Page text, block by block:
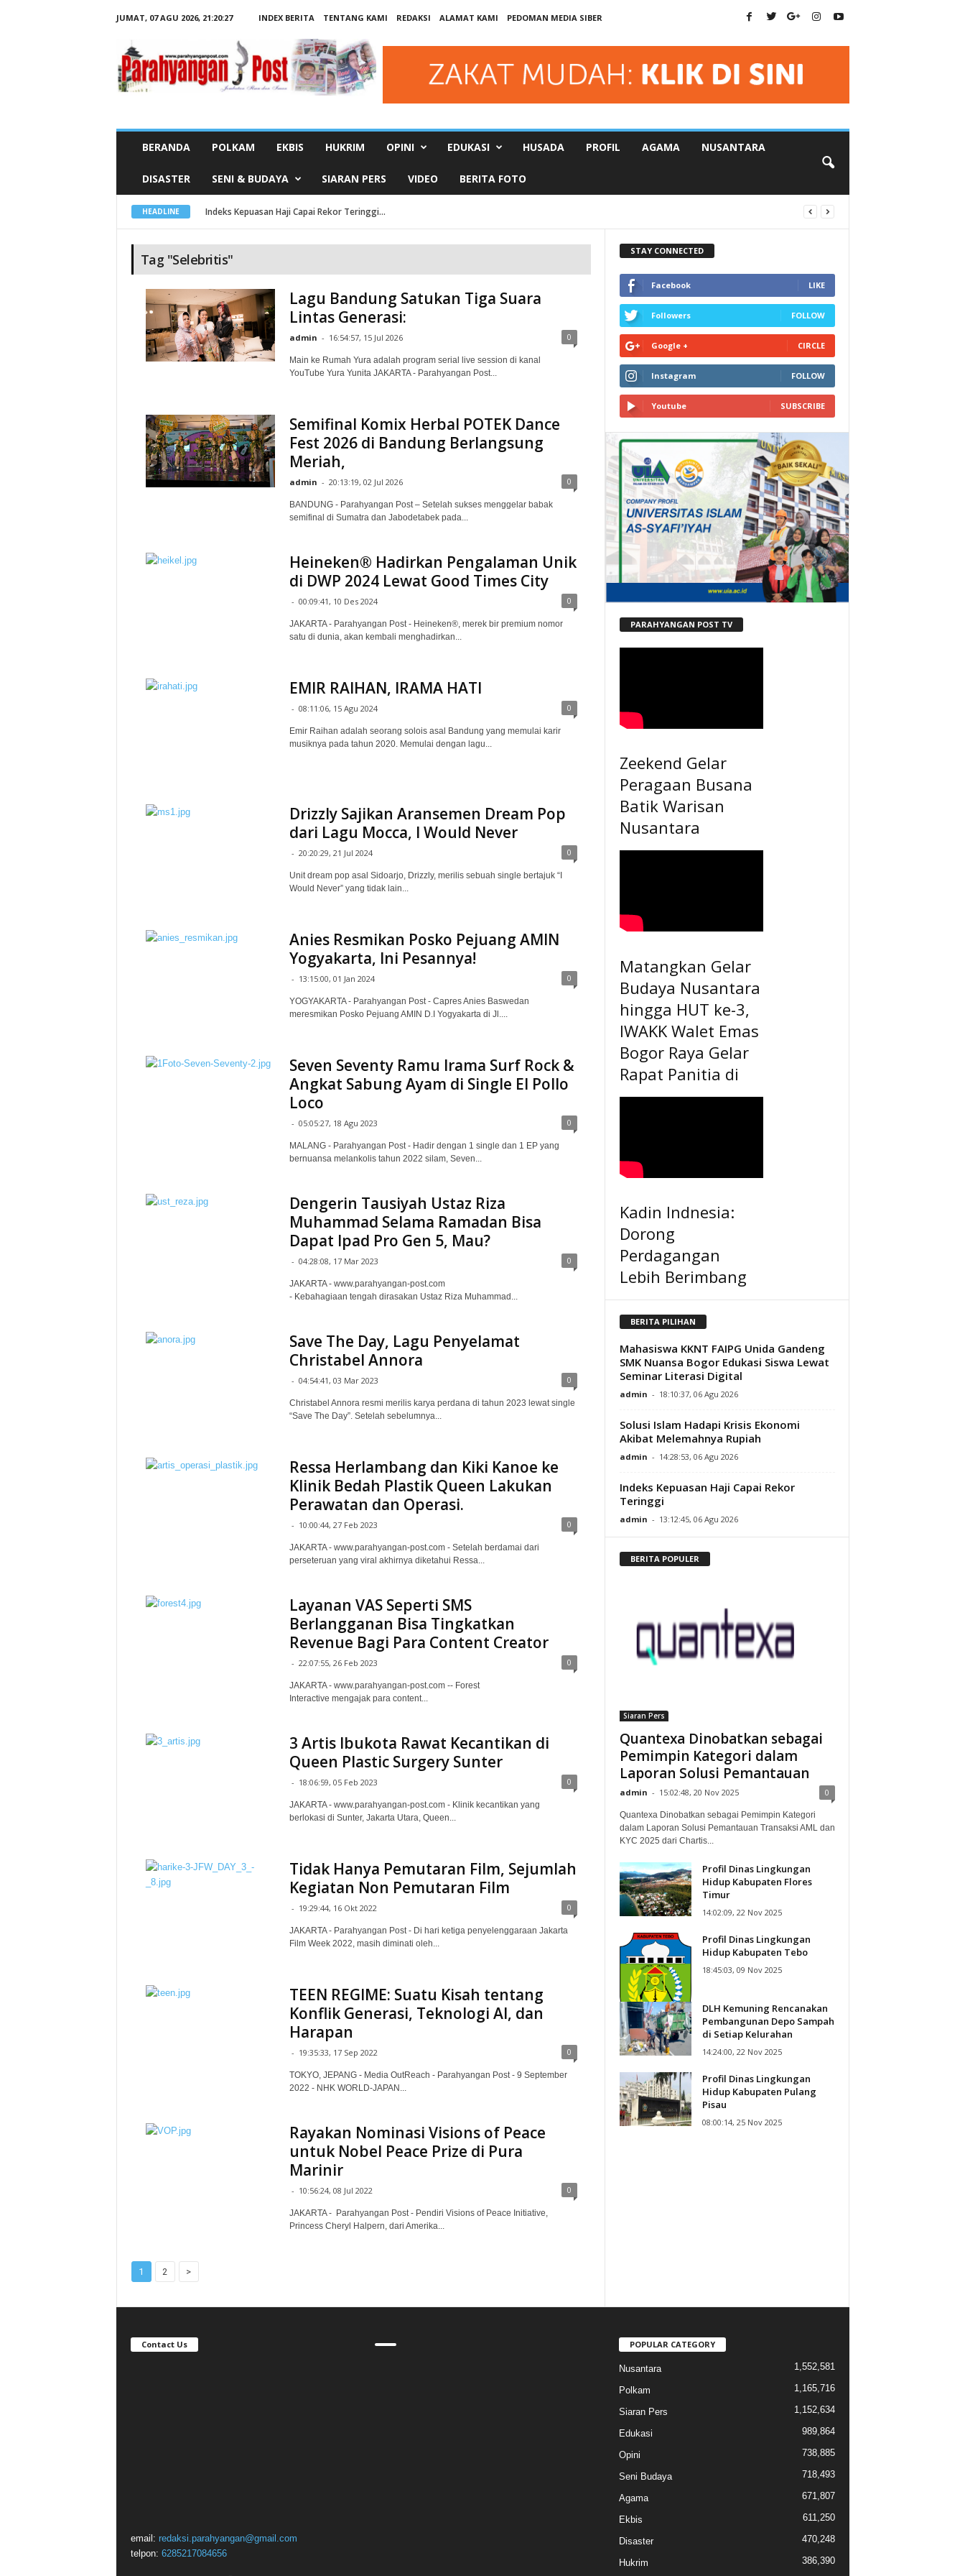
JUMAT, 07 AGU 2026, 21:20:28 INDEX BERITA TENTANG KAMI REDAKSI ALAMAT KAMI
PEDOMAN MEDIA SIBER
t
a
T
l
BERANDA POLKAM EKBIS HUKRIM OPINI EDUKASI HUSADA PROFIL AGAMA NUSANTARA
DISASTER SENI & BUDAYA SIARAN PERS VIDEO BERITA FOTO
HEADLINE Indeks Kepuasan Haji Capai Rekor Teringgi...
Tag "Selebritis"
Lagu Bandung Satukan Tiga Suara
Lintas Generasi:
admin - 16:54:57, 15 Jul 2026 0
Main ke Rumah Yura adalah program serial live session di kanal
YouTube Yura Yunita JAKARTA - Parahyangan Post...
Semifinal Komix Herbal POTEK Dance
Fest 2026 di Bandung Berlangsung
Meriah,
admin - 20:13:19, 02 Jul 2026 0
BANDUNG - Parahyangan Post – Setelah sukses menggelar babak
semifinal di Sumatra dan Jabodetabek pada...
Heineken® Hadirkan Pengalaman Unik
di DWP 2024 Lewat Good Times City
- 00:09:41, 10 Des 2024 0
JAKARTA - Parahyangan Post - Heineken®, merek bir premium nomor
satu di dunia, akan kembali menghadirkan...
EMIR RAIHAN, IRAMA HATI
- 08:11:06, 15 Agu 2024 0
Emir Raihan adalah seorang solois asal Bandung yang memulai karir
musiknya pada tahun 2020. Memulai dengan lagu...
Drizzly Sajikan Aransemen Dream Pop
dari Lagu Mocca, I Would Never
- 20:20:29, 21 Jul 2024 0
Unit dream pop asal Sidoarjo, Drizzly, merilis sebuah single bertajuk “I
Would Never” yang tidak lain...
Anies Resmikan Posko Pejuang AMIN
Yogyakarta, Ini Pesannya!
- 13:15:00, 01 Jan 2024 0
YOGYAKARTA - Parahyangan Post - Capres Anies Baswedan
meresmikan Posko Pejuang AMIN D.I Yogyakarta di Jl....
Seven Seventy Ramu Irama Surf Rock &
Angkat Sabung Ayam di Single El Pollo
Loco
- 05:05:27, 18 Agu 2023 0
MALANG - Parahyangan Post - Hadir dengan 1 single dan 1 EP yang
bernuansa melankolis tahun 2022 silam, Seven...
Dengerin Tausiyah Ustaz Riza
Muhammad Selama Ramadan Bisa
Dapat Ipad Pro Gen 5, Mau?
- 04:28:08, 17 Mar 2023 0
JAKARTA - www.parahyangan-post.com
- Kebahagiaan tengah dirasakan Ustaz Riza Muhammad...
Save The Day, Lagu Penyelamat
Christabel Annora
- 04:54:41, 03 Mar 2023 0
Christabel Annora resmi merilis karya perdana di tahun 2023 lewat single
“Save The Day”. Setelah sebelumnya...
Ressa Herlambang dan Kiki Kanoe ke
Klinik Bedah Plastik Queen Lakukan
Perawatan dan Operasi.
- 10:00:44, 27 Feb 2023 0
JAKARTA - www.parahyangan-post.com - Setelah berdamai dari
perseteruan yang viral akhirnya diketahui Ressa...
Layanan VAS Seperti SMS
Berlangganan Bisa Tingkatkan
Revenue Bagi Para Content Creator
- 22:07:55, 26 Feb 2023 0
JAKARTA - www.parahyangan-post.com -- Forest
Interactive mengajak para content...
3 Artis Ibukota Rawat Kecantikan di
Queen Plastic Surgery Sunter
- 18:06:59, 05 Feb 2023 0
JAKARTA - www.parahyangan-post.com - Klinik kecantikan yang
berlokasi di Sunter, Jakarta Utara, Queen...
Tidak Hanya Pemutaran Film, Sejumlah
Kegiatan Non Pemutaran Film
- 19:29:44, 16 Okt 2022 0
JAKARTA - Parahyangan Post - Di hari ketiga penyelenggaraan Jakarta
Film Week 2022, masih diminati oleh...
TEEN REGIME: Suatu Kisah tentang
Konflik Generasi, Teknologi AI, dan
Harapan
- 19:35:33, 17 Sep 2022 0
TOKYO, JEPANG - Media OutReach - Parahyangan Post - 9 September
2022 - NHK WORLD-JAPAN...
Rayakan Nominasi Visions of Peace
untuk Nobel Peace Prize di Pura
Marinir
- 10:56:24, 08 Jul 2022 0
JAKARTA - Parahyangan Post - Pendiri Visions of Peace Initiative,
Princess Cheryl Halpern, dari Amerika...
1 2 >
STAY CONNECTED
Facebook LIKE
Followers FOLLOW
Google + CIRCLE
Instagram FOLLOW
Youtube SUBSCRIBE
PARAHYANGAN POST TV
Zeekend Gelar
Peragaan Busana
Batik Warisan
Nusantara
Matangkan Gelar
Budaya Nusantara
hingga HUT ke-3,
IWAKK Walet Emas
Bogor Raya Gelar
Rapat Panitia di
Kadin Indnesia:
Dorong
Perdagangan
Lebih Berimbang
BERITA PILIHAN
Mahasiswa KKNT FAIPG Unida Gandeng
SMK Nuansa Bogor Edukasi Siswa Lewat
Seminar Literasi Digital
admin - 18:10:37, 06 Agu 2026
Solusi Islam Hadapi Krisis Ekonomi
Akibat Melemahnya Rupiah
admin - 14:28:53, 06 Agu 2026
Indeks Kepuasan Haji Capai Rekor
Teringgi
admin - 13:12:45, 06 Agu 2026
BERITA POPULER
Siaran Pers
Quantexa Dinobatkan sebagai
Pemimpin Kategori dalam
Laporan Solusi Pemantauan
admin - 15:02:48, 20 Nov 2025 0
Quantexa Dinobatkan sebagai Pemimpin Kategori
dalam Laporan Solusi Pemantauan Transaksi AML dan
KYC 2025 dari Chartis...
Profil Dinas Lingkungan
Hidup Kabupaten Flores
Timur
14:02:09, 22 Nov 2025
Profil Dinas Lingkungan
Hidup Kabupaten Tebo
18:45:03, 09 Nov 2025
DLH Kemuning Rencanakan
Pembangunan Depo Sampah
di Setiap Kelurahan
14:24:00, 22 Nov 2025
Profil Dinas Lingkungan
Hidup Kabupaten Pulang
Pisau
08:00:14, 25 Nov 2025
Contact Us
email: redaksi.parahyangan@gmail.com
telpon: 6285217084656
POPULAR CATEGORY
Nusantara 1,552,581
Polkam 1,165,716
Siaran Pers 1,152,634
Edukasi 989,864
Opini 738,885
Seni Budaya 718,493
Agama 671,807
Ekbis 611,250
Disaster 470,248
Hukrim 386,390